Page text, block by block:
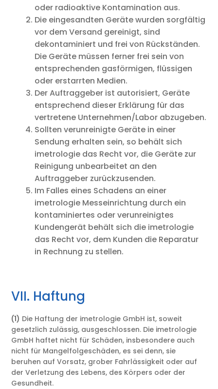
oder radioaktive Kontamination aus.
Die eingesandten Geräte wurden sorgfältig
vor dem Versand gereinigt, sind
dekontaminiert und frei von Rückständen.
Die Geräte müssen ferner frei sein von
entsprechenden gasförmigen, flüssigen
oder erstarrten Medien.
Der Auftraggeber ist autorisiert, Geräte
entsprechend dieser Erklärung für das
vertretene Unternehmen/Labor abzugeben.
Sollten verunreinigte Geräte in einer
Sendung erhalten sein, so behält sich
imetrologie das Recht vor, die Geräte zur
Reinigung unbearbeitet an den
Auftraggeber zurückzusenden.
Im Falles eines Schadens an einer
imetrologie Messeinrichtung durch ein
kontaminiertes oder verunreinigtes
Kundengerät behält sich die imetrologie
das Recht vor, dem Kunden die Reparatur
in Rechnung zu stellen.
VII. Haftung
(1) Die Haftung der imetrologie GmbH ist, soweit
gesetzlich zulässig, ausgeschlossen. Die imetrologie
GmbH haftet nicht für Schäden, insbesondere auch
nicht für Mangelfolgeschäden, es sei denn, sie
beruhen auf Vorsatz, grober Fahrlässigkeit oder auf
der Verletzung des Lebens, des Körpers oder der
Gesundheit.